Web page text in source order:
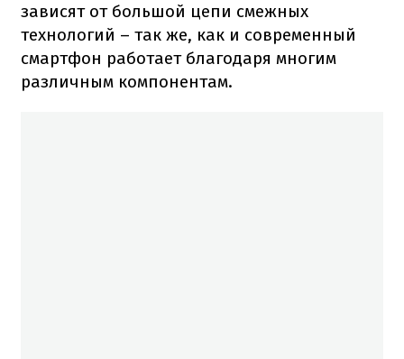
зависят от большой цепи смежных
технологий – так же, как и современный
смартфон работает благодаря многим
различным компонентам.